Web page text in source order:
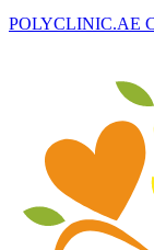
POLYCLINIC.AE